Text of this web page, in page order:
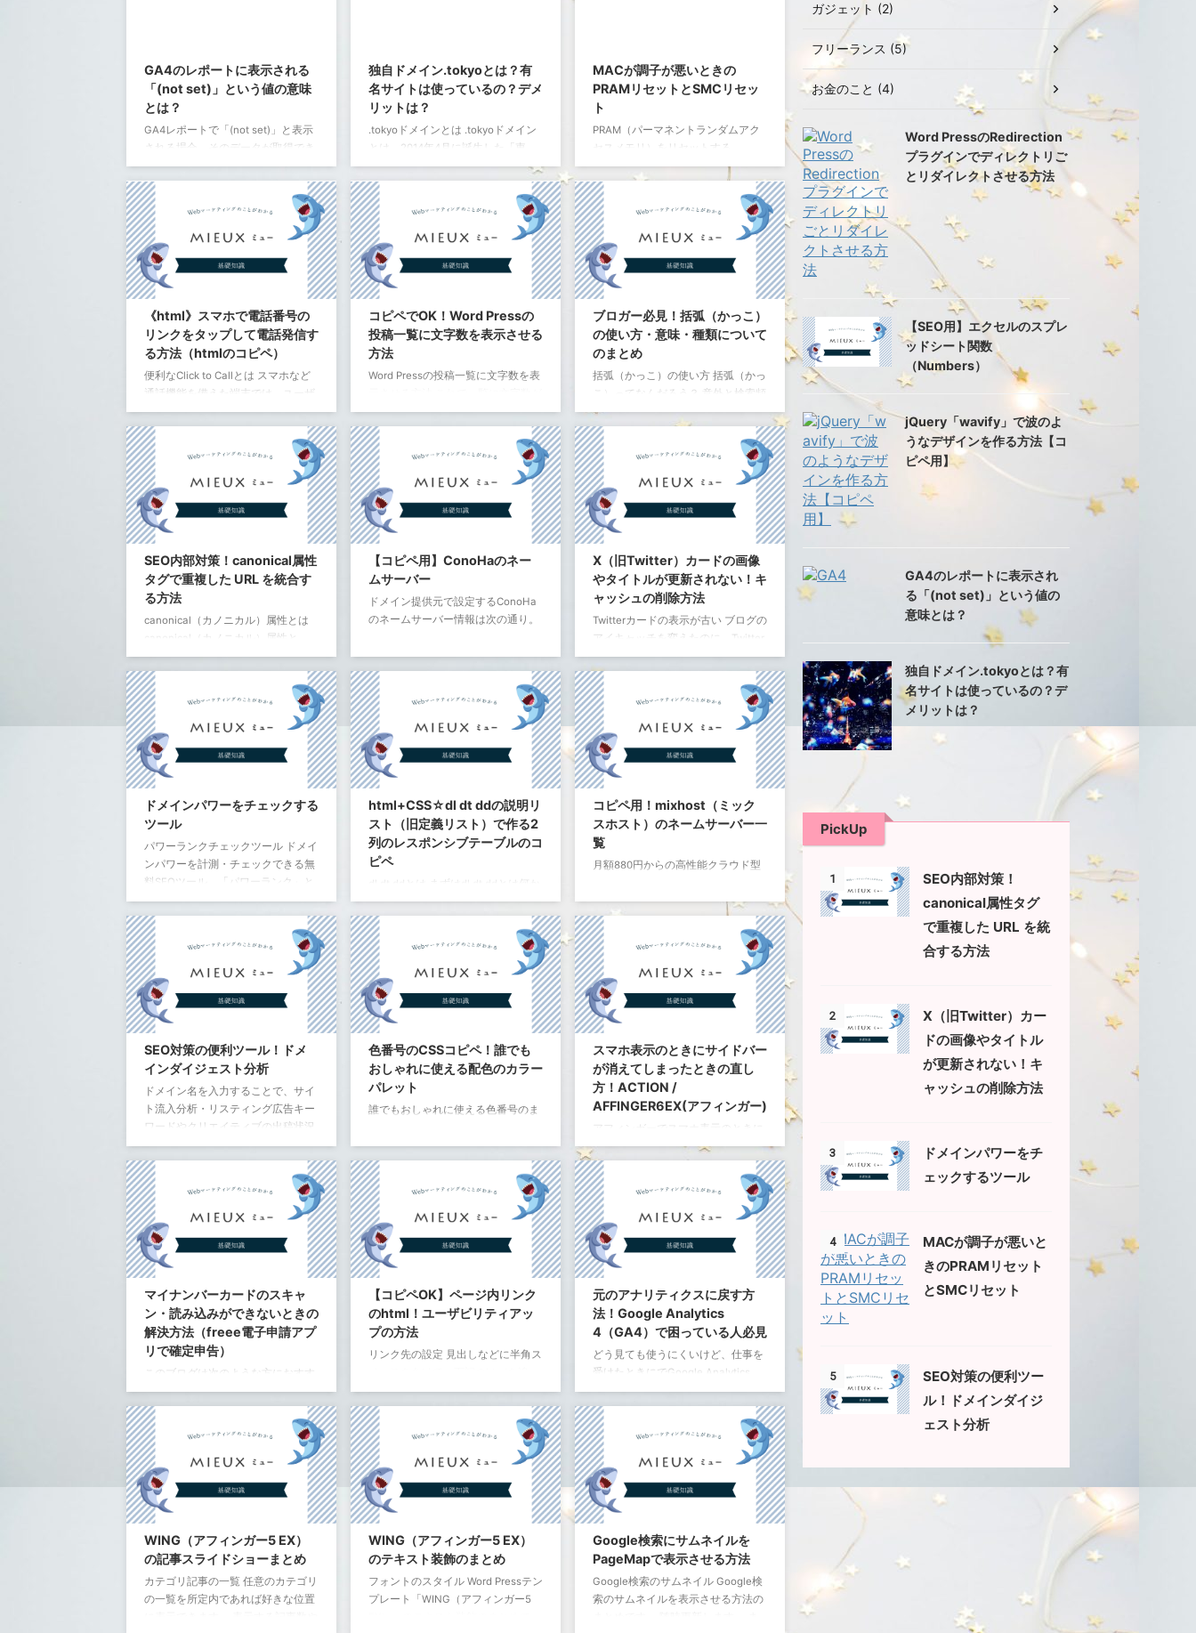
よってはCSSが外れてしまう。 わた
しの場合は、ACTION /
AFFINGER6E ...
0.0391 IF (F3 5, C3 F3=
順位 クリック率 1位 13.94% 2位
7.52% 3位 4.68% 4位 3.91% 5位
2.98% 6位 2.42% 7位 2.06% 8位 ...
いては下記のコピペコードを参照。
フォルダ階層の構成が違う場合は調
整してください。 wavifyのコー ...
GA4のレポートに表示される
「(not set)」という値の意味
とは？
GA4レポートで「(not set)」と表示
される場合、そのデータが取得でき
ていないことを示します。 これに
は、2つの原因が考えられます。 デ
ータが収集されていない ページビュ
ーイベントが発生していない イベン
トパラメータが登録されていない ペ
ージビューイベントが発生していな
い ランディングページレポートの場
合、ページビューイベントが発生し
ていないセッションは「(not set)」
として表示されます。これは、シン
グルページアプリケーション
（SPA）や、JavaScript でページ遷
移を行うSPAのような ...
独自ドメイン.tokyoとは？有
名サイトは使っているの？デメ
リットは？
.tokyoドメインとは .tokyoドメイン
とは、2014年4月に誕生した「東
京」を表す地理的名称トップレベル
ドメイン（地域名TLD）のことで
す。 東京に関連したWebサイトであ
ることが、.tokyoドメインなら、ひ
と目でわかるというメリットがあり
ます。 観光や地域振興のみならず、
東京を拠点とする企業・団体・個人
事業主・フリーランスはもちろん、
東京の飲食店やサービス、東京の情
報を扱うサイトなど、東京に関連す
るWebサイトの運営に最適なドメイ
ンです。 また、.tokyoドメインは、
国内外を問わず、個人・法 ...
MACが調子が悪いときの
PRAMリセットとSMCリセッ
ト
PRAM（パーマネントランダムアク
セスメモリ）をリセットする
https://support.apple.com/kb/PH14
222?
locale=en_US&viewlocale=ja_JPか
ら引用 ・PRAM（Parameter
Random-Access Memory）は、指定
起動ディスク、表示解像度、スピー
カーの音量、その他の情報が含まれ
ます。 1.Mac の電源を入れます。
2.Option ＋ Command ＋ P ＋ R キ
ーをすぐに押したままにします。グ
レイの画面が表示される前に、この
...
《html》スマホで電話番号の
リンクをタップして電話発信す
る方法（htmlのコピペ）
便利なClick to Callとは スマホなど
通話機能を備えた端末では、ユーザ
ーはウェブサイトや広告に表示され
た電話番号をタップするだけで、簡
単に電話をかけることができます。
この機能は一般にClick to Call呼ばれ
ます。 リンクタグにtel: スキームを
使用 tel: スキームを使用して、電話
番号にハイパーリンクを設定しま
す。 htmlに電話番号を入力するため
のタグのコピペ tel:の部分には半角
数字で電話番号を入力。 通常のハイ
パーリンクタグと同じで、リンク文
字には「電話番号」や「今すぐ電話
...
コピペでOK！Word Pressの
投稿一覧に文字数を表示させる
方法
Word Pressの投稿一覧に文字数を表
表示されます。 ただし、画像や各シ
ョートコード、カエレバ、ASPのア
フィリエイトリンクなどもカウント
されますので目安程度にどうぞ。
Word Pressダッシュボード > 外観 >
テーマエディター > テーマファイル
にあるfunctions.phpにこれをコピペ
するだけ。
1
2
3
4
5
8
9
10
11
12
13
// 「投稿一覧に文字数を表示」ここから
function
add_columns_count_characters( $text_columns) {
'文字数' ;
return $text_columns;
}
function
add_custom_columns_count_characters ( $ check_column_name
$count = mb_strlen(strip_tags(get_post_field('post_content'
echo $count;
add_filter
'manage_posts_columns' 'add_columns_count_characters' );
add_action ( 'manage_posts_custom_column' , 'add_custom_columns_count_characters',
注意したいこと 必ずバックアップを
取る。 自信のない人は触らない。わ
かる人に相談、実装依頼が ...
ブロガー必見！括弧（かっこ）
の使い方・意味・種類について
のまとめ
括弧（かっこ）の使い方 括弧（かっ
こ）ってなんだろう？ 意外と検索頻
度が高い括弧（かっこ）の意味や使
い方のまとめです。 ブログのタイト
ルでよくお世話になる【】だけでは
なく、括弧（かっこ）にはさまざま
な用法があります。 括弧（かっこ）
の意味・種類とは 読み方で変換でき
るものもあれば、読み方で変換でき
ないものもあります。 変換できない
ものはユーザー辞書に登録しましょ
う。 「」：かぎかっこ：会話、引
用、強調 『』：二重カギカッコ：書
籍などのタイトル、カギカッコの中
のカギカッコ、強調 （）：かっこ、
SEO内部対策！canonical属性
タグで重複した URL を統合す
る方法
canonical（カノニカル）属性とは
canonical（カノニカル）属性と
は、Googleなどの検索エンジンに正
規URLを伝えるためのタグです。 正
規URLを明確に指定しないと、
GoogleがURLが選択 いずれのURLも
同等の重要性を持つもの と見なされ
ることになります。 つまり、重複と
見なされた場合は、こうしたページ
のURLの1つだけを「正規URL」と選
択しクロールすることとなり、その
他の URLはすべて「重複」URLと見
なされ、クロールの頻度が減りま
す。 それを回避するために、linkタ
グの ...
【コピペ用】ConoHaのネー
ムサーバー
ドメイン提供元で設定するConoHa
のネームサーバー情報は次の通り。
2
ns-a2.conoha.io
X（旧Twitter）カードの画像
やタイトルが更新されない！キ
ャッシュの削除方法
Twitterカードの表示が古い ブログの
アイキャッチを変えたのに、Twitter
カードの表示が古い画像のまま！ サ
イトのタイトルや画像を変更しても
Twitter側では変更されなくて困っ
た！ そんなときはTwitter Card
validator👇 https://cards-
dev.twitter.com/validator Twitter
Card validatorを使うと、Twitterの
キャッシュを削除することができま
す。 Twitterカードのキャッシュを削
除 URL を入力してPrevi ...
ドメインパワーをチェックする
ツール
パワーランクチェックツール ドメイ
ンパワーを計測・チェックできる無
料SEOツール。「パワーランク」と
は様々なデータから独自の計算でド
メインの強さを計測したものです。
パワーランクはSEOの観点から、サ
イトの強さという視点で評価・判断
できます。 https://www.ispr.net/ 一
番PVが多い私の運営サイトのドメイ
ンパワー 2020年10月 2021年1月 一
番PVが多い私の運営サイトは検索順
位1位のキーワードが54ワード、検
索順位5位以内のキーワードが343ワ
ードくらいです。 もっと1位を量産
した ...
html+CSS☆dl dt ddの説明リ
スト（旧定義リスト）で作る2
列のレスポンシブテーブルのコ
ピペ
dl dt ddとは まずはdl dt ddとは何か
ということについて簡単におさら
い。 dl dt ddとは、1つ以上のdt要素
とそれを説明するdd要素のグループ
です。 定義リスト(dl dt dd) HTML5
以前は、dl（=definition listの略）
は定義リストを表す要素でした。 要
素名 意味 dl 定義リスト(description
list) dt 定義する用語(description
term) dd 定義の説明(discription
difinition) 用語説明型リスト(dl ...
コピペ用！mixhost（ミック
スホスト）のネームサーバー一
覧
月額880円からの高性能クラウド型
mixhost（ミックスホスト）のネー
ムサーバー一覧です。 ドメインを買
ったらすぐに登録。 ネームサーバ１
1
ネームサーバ2
1 ns2
ネームサーバ3
1 ns3 .mixhost.jp
ネームサーバ4
mixhost
ネームサーバ5 [cr ...
SEO対策の便利ツール！ドメ
インダイジェスト分析
ドメイン名を入力することで、サイ
ト流入分析・リスティング広告キー
ワードやクリエイティブの出稿状況
を一括で確認できます。 競合サイト
の一覧 競合サイトとキーワードが
何％かぶっているか どんなキーワー
ドで上位表示されているのか 検索順
位が上がったコンテンツ などが確認
できて便利。
https://keywordmap.jp/seoresearch
/index.php 有料版にすると、すべて
のデータが見れますが、無料版でも
かなりの情報がわかります。
色番号のCSSコピペ！誰でも
おしゃれに使える配色のカラー
パレット
誰でもおしゃれに使える色番号のま
号
1
1 #e4dad1
1 #eeeade
1 #d1e4dd
1
1 #d0d2e3
[crayon-6a7785d8d ...
スマホ表示のときにサイドバー
が消えてしまったときの直し
方！ACTION /
AFFINGER6EX(アフィンガー)
アフィンガーでスマホ表示のときに
サイドバーが消えてしまったときの
直し方 ACTION / AFFINGER6EX(ア
フィンガー)でスマホ表示のときにサ
イドバーが消えてしまったときの直
し方です。 逆に、スマホ表示のとき
にサイドバーを消したい人もこの方
法で消すことができます。 アフィン
ガーでスマホ表示のときにサイドバ
ーが消えてしまったときの直し方は
簡単。 アフィンガー管理 > 全体設
定 > サイト全体のレイアウト一括設
定 > スマホのサイドバーを非表示に
するにチェクマークを入れる サイト
マイナンバーカードのスキャ
ン・読み込みができないときの
解決方法（freee電子申請アプ
リで確定申告）
このブログは次のような方におすす
めです。 freee電子申請アプリでマ
イナンバーカードの読み込みができ
ない freee電子申請アプリで2020年
度の確定申告を作成し、 電子申告で
提出しようとしたのに、マイナンバ
ーカードをかざしてもエラー freee
電子申請アプリで何度カード読み込
んでもエラーばかり。どこを読み取
ってるのかもわからないしイライ
ラ！ freee電子申請アプリで何度も
何度もやってもスキャンできない！
意味がわからなさすぎてイライラ！
freee電子申請アプリでマイカード
【コピペOK】ページ内リンク
のhtml！ユーザビリティアッ
プの方法
リンク先の設定 見出しなどに半角ス
加。
1
「ここにキーワード」の部分に半角
英数字の好きなワードを入れます。
見出しに追加する場合はこんな感じ
になります。
1 </h2>
リンク元の設定 idで指定した単語に
1 <a href="#cafe" >idで指定した位置へリンク</a >
元のアナリティクスに戻す方
法！Google Analytics
4（GA4）で困っている人必見
どう見ても使うにくいけど、仕事を
受けたときにでGoogle Analytics
4（GA4）だったら困るし、勉強だ
と思ってこのままにしよう！と思っ
たのですが、無理です。 無理ではな
いけど、学習コストをGoogle
Analytics 4（GA4）に回したくない
という感じですね。 同じような人の
ために、Google Analytics
4（GA4）から元のアナリティクス
に戻す方法です。 元のアナリティク
スに戻す手順 新しいプロパティを追
加（今まで通り） ①プロパティの
設定の画面の下の詳細オプションを
クリック ...
WING（アフィンガー5 EX）
の記事スライドショーまとめ
カテゴリ記事の一覧 任意のカテゴリ
の一覧を所定内であれば好きな位置
WING（アフィンガー5 EX）
のテキスト装飾のまとめ
フォントのスタイル Word Pressテン
プレート「WING（アフィンガー5
Google検索にサムネイルを
PageMapで表示させる方法
Google検索のサムネイル Google検
索のサムネイルを表示させる方法の
ガジェット (2)
フリーランス (5)
お金のこと (4)
Word PressのRedirection
プラグインでディレクトリご
とリダイレクトさせる方法
【SEO用】エクセルのスプレ
ッドシート関数
（Numbers）
jQuery「wavify」で波のよ
うなデザインを作る方法【コ
ピペ用】
GA4のレポートに表示され
る「(not set)」という値の
意味とは？
独自ドメイン.tokyoとは？有
名サイトは使っているの？デ
メリットは？
PickUp
1
SEO内部対策！
canonical属性タグ
で重複した URL を統
合する方法
2
X（旧Twitter）カー
ドの画像やタイトル
が更新されない！キ
ャッシュの削除方法
3
ドメインパワーをチ
ェックするツール
4
MACが調子が悪いと
きのPRAMリセット
とSMCリセット
5
SEO対策の便利ツー
ル！ドメインダイジ
ェスト分析